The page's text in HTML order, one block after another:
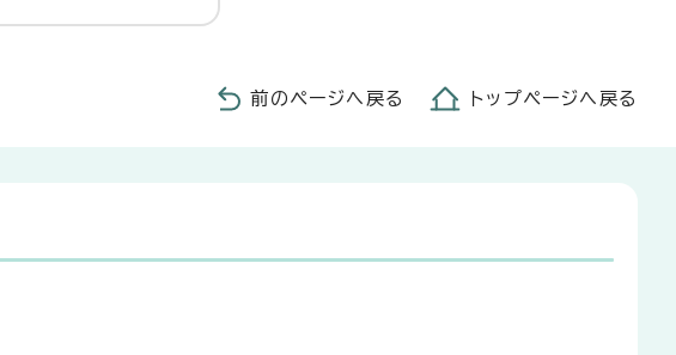
前のページへ戻る トップページへ戻る